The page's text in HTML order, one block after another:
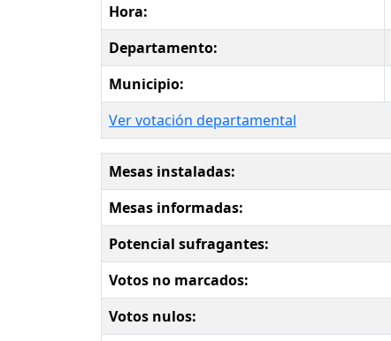
Hora:
Departamento:
Municipio:
Ver votación departamental
Mesas instaladas:
Mesas informadas:
Potencial sufragantes:
Votos no marcados:
Votos nulos: